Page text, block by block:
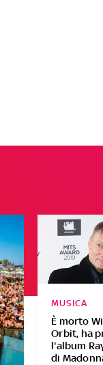
È morto
Orbit, ha
l'album
di
MUSICA